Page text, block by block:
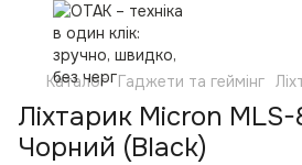
Каталог Гаджети та геймінг
Ліхтарик Micron
Чорний (Black)